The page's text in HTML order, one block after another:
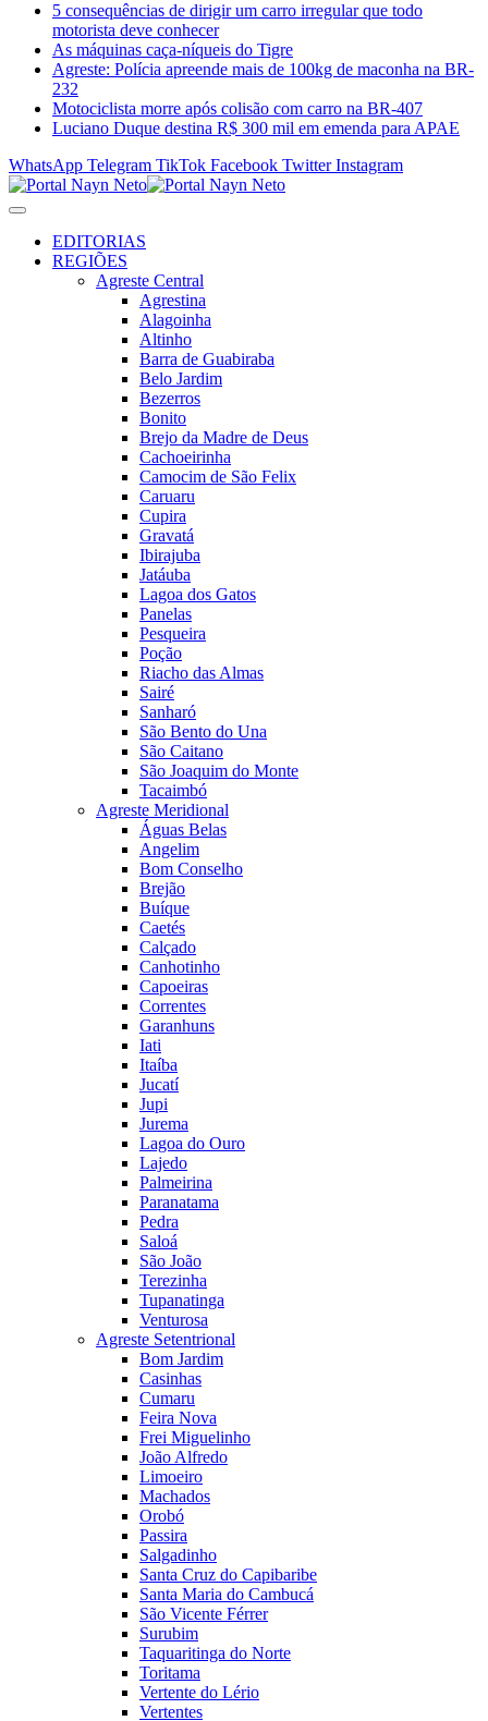
5 consequências de dirigir um carro irregular que todo
motorista deve conhecer
As máquinas caça-níqueis do Tigre
Agreste: Polícia apreende mais de 100kg de maconha na BR-
232
Motociclista morre após colisão com carro na BR-407
Luciano Duque destina R$ 300 mil em emenda para APAE
WhatsApp Telegram TikTok Facebook Twitter Instagram
EDITORIAS
REGIÕES
Agreste Central
Agrestina
Alagoinha
Altinho
Barra de Guabiraba
Belo Jardim
Bezerros
Bonito
Brejo da Madre de Deus
Cachoeirinha
Camocim de São Felix
Caruaru
Cupira
Gravatá
Ibirajuba
Jatáuba
Lagoa dos Gatos
Panelas
Pesqueira
Poção
Riacho das Almas
Sairé
Sanharó
São Bento do Una
São Caitano
São Joaquim do Monte
Tacaimbó
Agreste Meridional
Águas Belas
Angelim
Bom Conselho
Brejão
Buíque
Caetés
Calçado
Canhotinho
Capoeiras
Correntes
Garanhuns
Iati
Itaíba
Jucatí
Jupi
Jurema
Lagoa do Ouro
Lajedo
Palmeirina
Paranatama
Pedra
Saloá
São João
Terezinha
Tupanatinga
Venturosa
Agreste Setentrional
Bom Jardim
Casinhas
Cumaru
Feira Nova
Frei Miguelinho
João Alfredo
Limoeiro
Machados
Orobó
Passira
Salgadinho
Santa Cruz do Capibaribe
Santa Maria do Cambucá
São Vicente Férrer
Surubim
Taquaritinga do Norte
Toritama
Vertente do Lério
Vertentes